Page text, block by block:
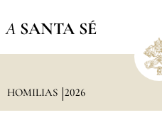
A SANTA SÉ
HOMILIAS 2026